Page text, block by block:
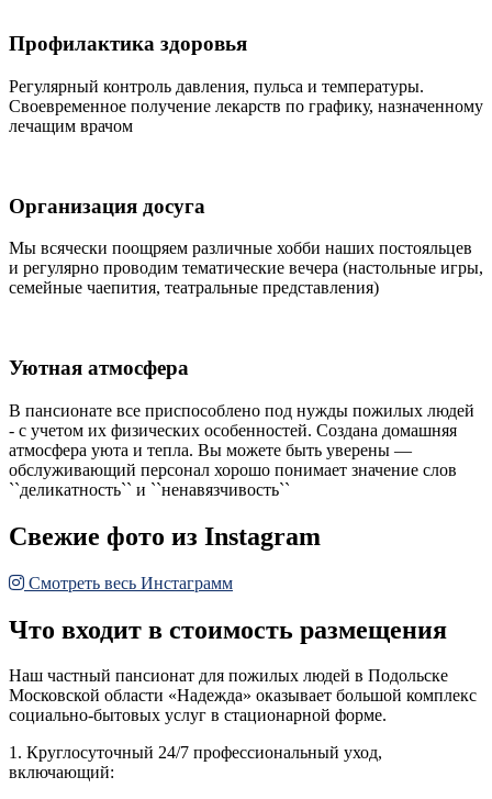
Профилактика здоровья
Регулярный контроль давления, пульса и температуры.
Своевременное получение лекарств по графику, назначенному
лечащим врачом
Организация досуга
Мы всячески поощряем различные хобби наших постояльцев
и регулярно проводим тематические вечера (настольные игры,
семейные чаепития, театральные представления)
Уютная атмосфера
В пансионате все приспособлено под нужды пожилых людей
- с учетом их физических особенностей. Создана домашняя
атмосфера уюта и тепла. Вы можете быть уверены —
обслуживающий персонал хорошо понимает значение слов
``деликатность`` и ``ненавязчивость``
Свежие фото из Instagram
Смотреть весь Инстаграмм
Что входит в стоимость размещения
Наш частный пансионат для пожилых людей в Подольске
Московской области «Надежда» оказывает большой комплекс
социально-бытовых услуг в стационарной форме.
1. Круглосуточный 24/7 профессиональный уход,
включающий: